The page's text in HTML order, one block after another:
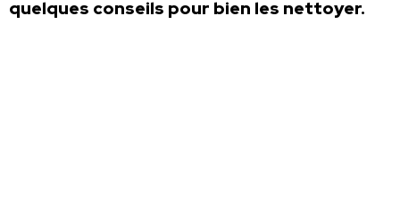
quelques conseils pour bien les nettoyer.